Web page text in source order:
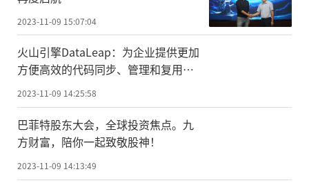
2023-11-09 15:07:04
火山引擎DataLeap：为企业提供更加
方便高效的代码同步、管理和复用方
案
2023-11-09 14:25:58
巴菲特股东大会，全球投资焦点。九
方财富，陪你一起致敬股神！
2023-11-09 14:13:49